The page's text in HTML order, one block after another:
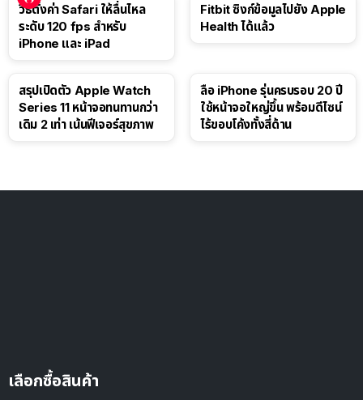
วิธีตั้งค่า Safari ให้ลื่นไหล
ระดับ 120 fps สำหรับ
iPhone และ iPad
Fitbit ซิงก์ข้อมูลไปยัง Apple
Health ได้แล้ว
สรุปเปิดตัว Apple Watch
Series 11 หน้าจอทนทานกว่า
เดิม 2 เท่า เน้นฟีเจอร์สุขภาพ
ลือ iPhone รุ่นครบรอบ 20 ปี
ใช้หน้าจอใหญ่ขึ้น พร้อมดีไซน์
ไร้ขอบโค้งทั้งสี่ด้าน
เลือกซื้อสินค้า